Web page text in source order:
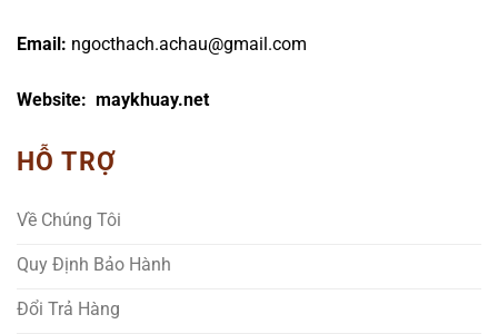
Email: ngocthach.achau@gmail.com
Website: maykhuay.net
HỖ TRỢ
Về Chúng Tôi
Quy Định Bảo Hành
Đổi Trả Hàng